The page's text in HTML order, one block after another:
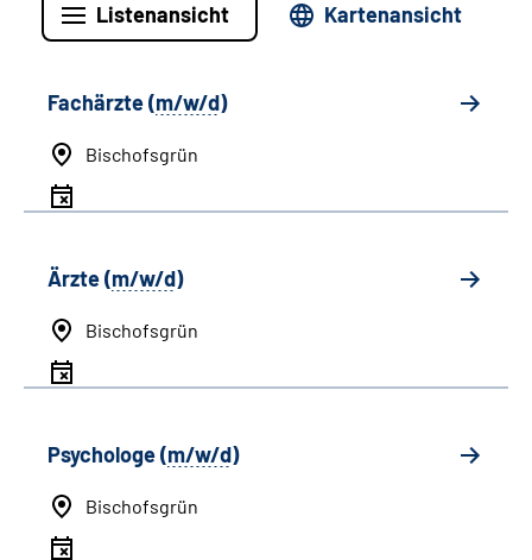
Listenansicht Kartenansicht
Fachärzte (m/w/d)
Bischofsgrün
Ärzte (m/w/d)
Bischofsgrün
Psychologe (m/w/d)
Bischofsgrün